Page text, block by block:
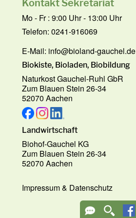
Kontakt Sekretariat
Mo - Fr : 9:00 Uhr - 13:00 Uhr
Telefon: 0241-916069
E-Mail: info@bioland-gauchel.de
Biokiste, Bioladen, Biobildung
Naturkost Gauchel-Ruhl GbR
Zum Blauen Stein 26-34
52070 Aachen
Landwirtschaft
Biohof-Gauchel KG
Zum Blauen Stein 26-34
52070 Aachen
Impressum& Datenschutz